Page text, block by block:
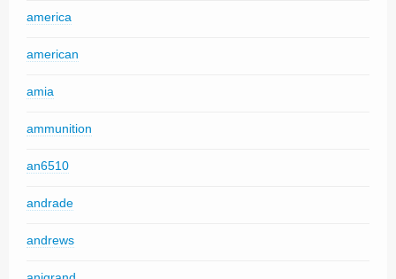
america
american
amia
ammunition
an6510
andrade
andrews